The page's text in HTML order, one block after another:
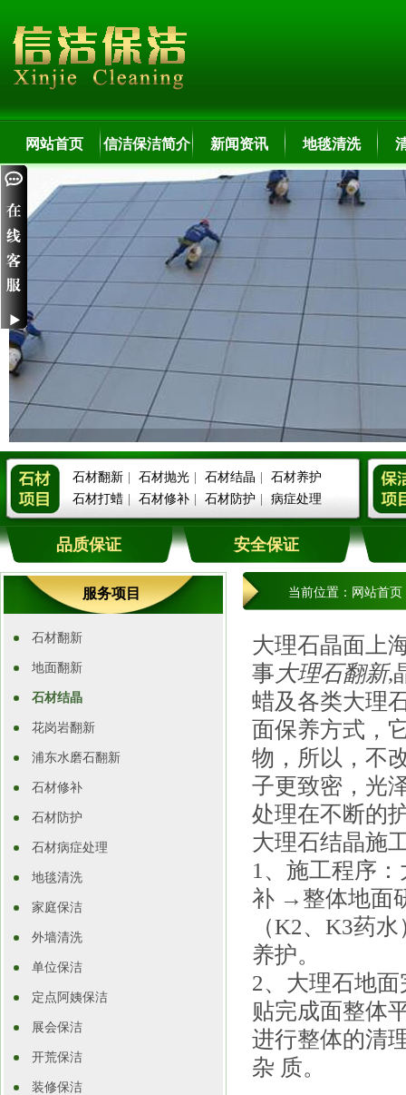
网站首页 信洁保洁简介 新闻资讯 地毯清洗
石材翻新 石材抛光 石材结晶
石材养护
石材打蜡
石材修补 石材防护 病症处理
品质保证 安全保证
服务项目
石材翻新
地面翻新
石材结晶
花岗岩翻新
浦东水磨石翻新
石材修补
石材防护
石材病症处理
地毯清洗
家庭保洁
外墙清洗
单位保洁
定点阿姨保洁
展会保洁
开荒保洁
装修保洁
当前位置： 网站首页
大理石晶面上
事大理石翻新,
蜡及各类大理
面保养方式，
物，所以，不
子更致密，光
处理在不断的
大理石结晶施
1、施工程序
补 →整体地面
（K2、K3药
养护。
2、大理石地
贴完成面整体
进行整体的清
杂 质。